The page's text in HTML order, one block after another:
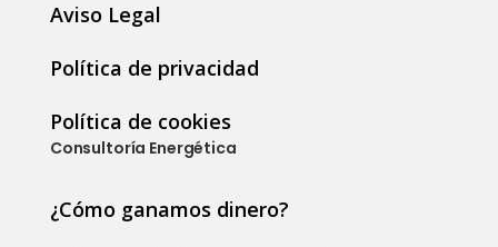
Aviso Legal
Política de privacidad
Política de cookies
Consultoría Energética
¿Cómo ganamos dinero?